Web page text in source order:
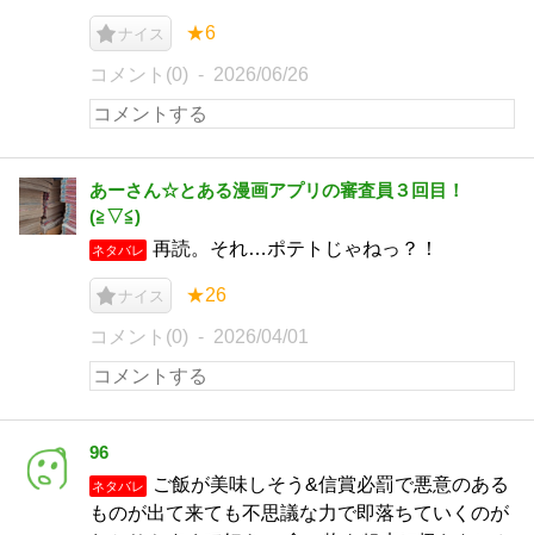
ナイス ★6
コメント(0) 2026/06/26
あーさん☆とある漫画アプリの審査員３回目！
(⁠≧⁠▽⁠≦⁠)
ネタバレ 再読。それ…ポテトじゃねっ？！
ナイス ★26
コメント(0) 2026/04/01
96
ネタバレ
ご飯が美味しそう&信賞必罰で悪意のある
ものが出て来ても不思議な力で即落ちていくのが